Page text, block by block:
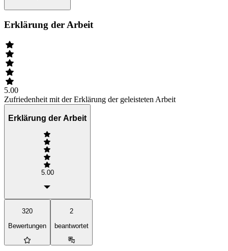
Erklärung der Arbeit
5.00
Zufriedenheit mit der Erklärung der geleisteten Arbeit
Erklärung der Arbeit
5.00
320
Bewertungen
2
beantwortet